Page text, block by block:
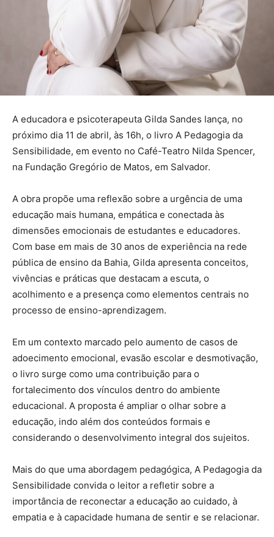
A educadora e psicoterapeuta Gilda Sandes lança, no
próximo dia 11 de abril, às 16h, o livro A Pedagogia da
Sensibilidade, em evento no Café-Teatro Nilda Spencer,
na Fundação Gregório de Matos, em Salvador.
A obra propõe uma reflexão sobre a urgência de uma
educação mais humana, empática e conectada às
dimensões emocionais de estudantes e educadores.
Com base em mais de 30 anos de experiência na rede
pública de ensino da Bahia, Gilda apresenta conceitos,
vivências e práticas que destacam a escuta, o
acolhimento e a presença como elementos centrais no
processo de ensino-aprendizagem.
Em um contexto marcado pelo aumento de casos de
adoecimento emocional, evasão escolar e desmotivação,
o livro surge como uma contribuição para o
fortalecimento dos vínculos dentro do ambiente
educacional. A proposta é ampliar o olhar sobre a
educação, indo além dos conteúdos formais e
considerando o desenvolvimento integral dos sujeitos.
Mais do que uma abordagem pedagógica, A Pedagogia da
Sensibilidade convida o leitor a refletir sobre a
importância de reconectar a educação ao cuidado, à
empatia e à capacidade humana de sentir e se relacionar.